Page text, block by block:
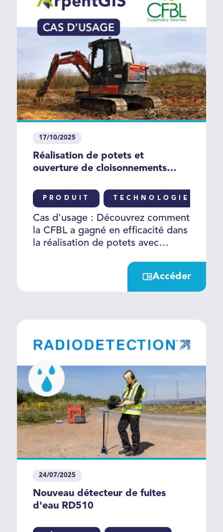
laser, une approche commune :
simplicité, mobilité et
performance.
17/10/2025
Réalisation de potets et
ouverture de cloisonnements
ArpentGIS®
PRODUIT TECHNOLOGIE
Cas d'usage : Découvrez comment
la CFBL a gagné en efficacité dans
la réalisation de potets avec
Accéder
24/07/2025
Nouveau détecteur de fuites
d'eau RD510